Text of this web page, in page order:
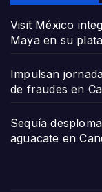
Visit México
Maya en su
Impulsan
de fraudes en
Sequía
aguacate en